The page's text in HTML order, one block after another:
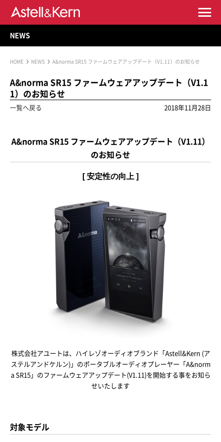
NEWS
HOME NEWS A&norma SR15 ファームウェアアップデート（V1.11）のお知らせ
A&norma SR15 ファームウェアアップデート（V1.1
1）のお知らせ
一覧へ戻る 2018年11月28日
A&norma SR15 ファームウェアアップデート（V1.11）
のお知らせ
[ 安定性の向上 ]
株式会社アユートは、ハイレゾオーディオブランド「Astell&Kern (ア
ステルアンドケルン)」のポータブルオーディオプレーヤー「 A&norm
a SR15」のファームウェアアップデート(V1.11)を開始する事をお知ら
せいたします
対象モデル